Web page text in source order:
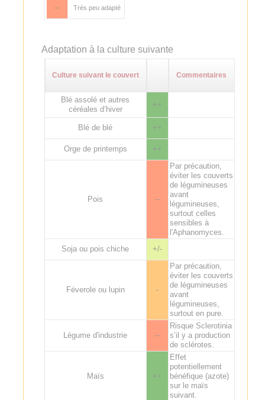
-- Très peu adapté
Adaptation à la culture suivante
Culture suivant le couvert Commentaires
Blé assolé et autres
céréales d’hiver
++
Blé de blé ++
Orge de printemps ++
Pois --
Par précaution,
éviter les couverts
de légumineuses
avant
légumineuses,
surtout celles
sensibles à
l'Aphanomyces.
Soja ou pois chiche
+/-
Féverole ou lupin -
Par précaution,
éviter les couverts
de légumineuses
avant
légumineuses,
surtout en pure.
Légume d'industrie --
Risque Sclerotinia
s’il y a production
de sclérotes.
Maïs ++
Effet
potentiellement
bénéfique (azote)
sur le maïs
suivant.